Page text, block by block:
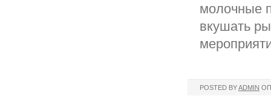
молочные
вкушать
POSTED BYADMIN